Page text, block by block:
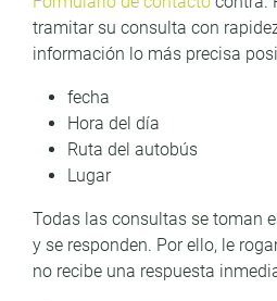
tramitar su consulta con
información lo más precisa
fecha
Hora del día
Ruta del autobús
Lugar
Todas las consultas se toman
y se responden. Por ello, le
no recibe una respuesta